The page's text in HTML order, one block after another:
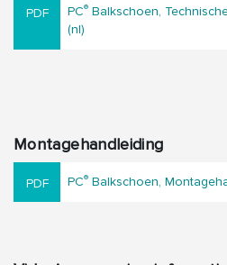
PC® Balkschoen,
(nl)
Montagehandleiding
PC® Balkschoen,